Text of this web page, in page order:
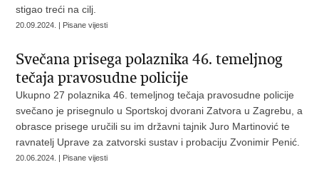
stigao treći na cilj.
20.09.2024. | Pisane vijesti
Svečana prisega polaznika 46. temeljnog
tečaja pravosudne policije
Ukupno 27 polaznika 46. temeljnog tečaja pravosudne policije
svečano je prisegnulo u Sportskoj dvorani Zatvora u Zagrebu, a
obrasce prisege uručili su im državni tajnik Juro Martinović te
ravnatelj Uprave za zatvorski sustav i probaciju Zvonimir Penić.
20.06.2024. | Pisane vijesti